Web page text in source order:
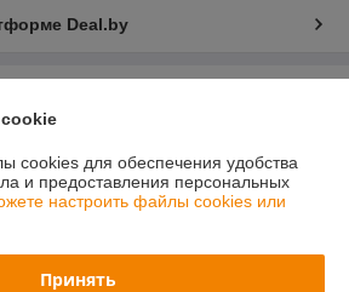
Deal.by
г.Минск
ЕГР: 193879557
cookies для обеспечения удобства
и предоставления персональных
настроить файлы cookies или
Принять